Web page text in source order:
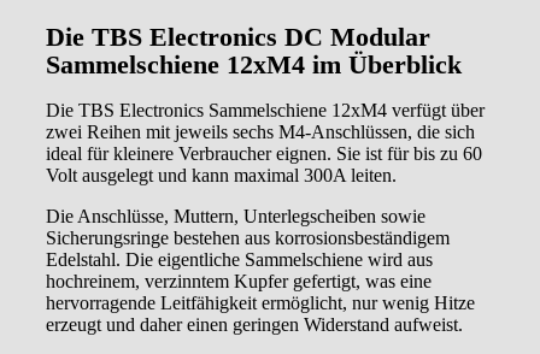
Die TBS Electronics DC Modular
Sammelschiene 12xM4 im Überblick
Die TBS Electronics Sammelschiene 12xM4 verfügt über
zwei Reihen mit jeweils sechs M4-Anschlüssen, die sich
ideal für kleinere Verbraucher eignen. Sie ist für bis zu 60
Volt ausgelegt und kann maximal 300A leiten.
Die Anschlüsse, Muttern, Unterlegscheiben sowie
Sicherungsringe bestehen aus korrosionsbeständigem
Edelstahl. Die eigentliche Sammelschiene wird aus
hochreinem, verzinntem Kupfer gefertigt, was eine
hervorragende Leitfähigkeit ermöglicht, nur wenig Hitze
erzeugt und daher einen geringen Widerstand aufweist.